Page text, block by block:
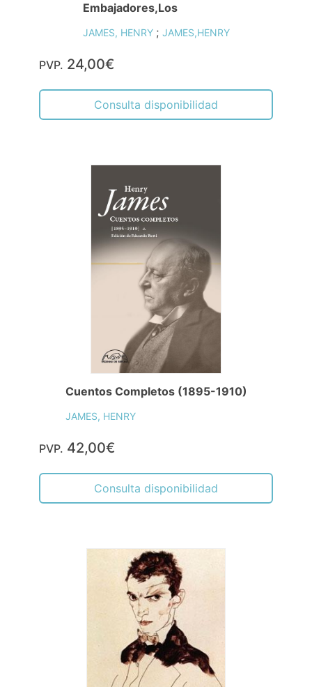
Embajadores,Los
JAMES, HENRY ; JAMES,HENRY
PVP. 24,00€
Consulta disponibilidad
Cuentos Completos (1895-1910)
JAMES, HENRY
PVP. 42,00€
Consulta disponibilidad